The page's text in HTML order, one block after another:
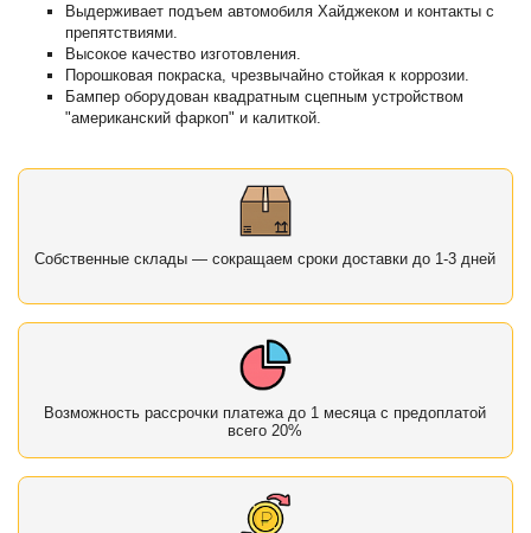
Выдерживает подъем автомобиля Хайджеком и контакты с
препятствиями.
Высокое качество изготовления.
Порошковая покраска, чрезвычайно стойкая к коррозии.
Бампер оборудован квадратным сцепным устройством
"американский фаркоп" и калиткой.
Собственные склады — сокращаем сроки доставки до 1-3 дней
Возможность рассрочки платежа до 1 месяца с предоплатой
всего 20%